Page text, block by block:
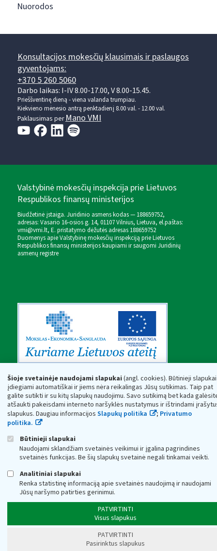
Šioje svetainėje naudojami slapukai(angl. cookies). Būtinieji slapukai
įdiegiami automatiškai ir jiems nėra reikalingas Jūsų sutikimas. Taip pat
galite sutikti ir su kitų slapukų naudojimu. Savo sutikimą bet kada
atšaukti pakeisdami interneto naršyklės nustatymus ir ištrindami
slapukus. Daugiau informacijos Slapukų politika ; Privatumo
politika.
Būtinieji slapukai
Naudojami sklandžiam svetainės veikimui ir įgalina pagrindines
svetainės funkcijas. Be šių slapukų svetainė negali tinkamai veikti.
Analitiniai slapukai
Renka statistinę informaciją apie svetainės naudojimą ir naudojami
Jūsų naršymo patirties gerinimui.
PATVIRTINTI
Visus slapukus
PATVIRTINTI
Pasirinktus slapukus
Nuorodos
Konsultacijos mokesčių klausimais ir paslaugos
gyventojams:
+370 5 260 5060
Darbo laikas: I-IV 8.00-17.00, V 8.00-15.45.
Prieššventinę dieną - viena valanda trumpiau.
Kiekvieno mėnesio antrą penktadienį 8.00 val. - 12.00 val.
Paklausimas perMano VMI
Valstybinė mokesčių inspekcija prie Lietuvos
Respublikos finansų ministerijos
Biudžetinė įstaiga. Juridinio asmens kodas — 188659752,
adresas: Vasario 16-osios g. 14, 01107 Vilnius, Lietuva, el.paštas:
vmi@vmi.lt, E. pristatymo dėžutės adresas 188659752
Duomenys apie Valstybinę mokesčių inspekciją prie Lietuvos
Respublikos finansų ministerijos kaupiami ir saugomi Juridinių
asmenų registre